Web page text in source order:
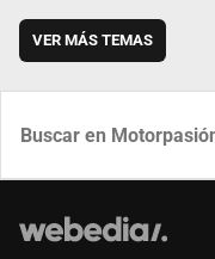
VER MÁS TEMAS